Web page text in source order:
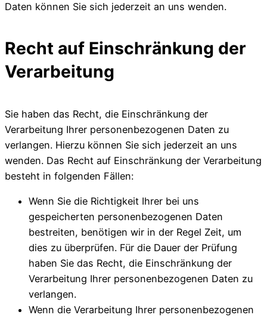
Daten können Sie sich jederzeit an uns wenden.
Recht auf Einschränkung der
Verarbeitung
Sie haben das Recht, die Einschränkung der
Verarbeitung Ihrer personenbezogenen Daten zu
verlangen. Hierzu können Sie sich jederzeit an uns
wenden. Das Recht auf Einschränkung der Verarbeitung
besteht in folgenden Fällen:
Wenn Sie die Richtigkeit Ihrer bei uns
gespeicherten personenbezogenen Daten
bestreiten, benötigen wir in der Regel Zeit, um
dies zu überprüfen. Für die Dauer der Prüfung
haben Sie das Recht, die Einschränkung der
Verarbeitung Ihrer personenbezogenen Daten zu
verlangen.
Wenn die Verarbeitung Ihrer personenbezogenen